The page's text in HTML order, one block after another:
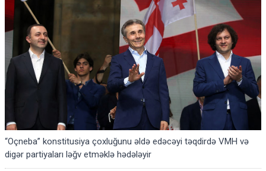
“Oçneba” konstitusiya çoxluğunu əldə edəcəyi təqdirdə VMH və
digər partiyaları ləğv etməklə hədələyir